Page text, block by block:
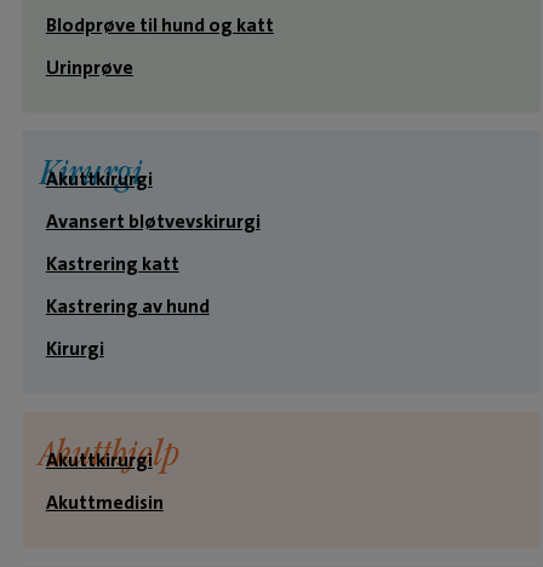
Blodprøve til hund og katt
Urinprøve
Kirurgi
Akuttkirurgi
Avansert bløtvevskirurgi
Kastrering katt
Kastrering av hund
Kirurgi
Akutthjelp
Akuttkirurgi
Akuttmedisin